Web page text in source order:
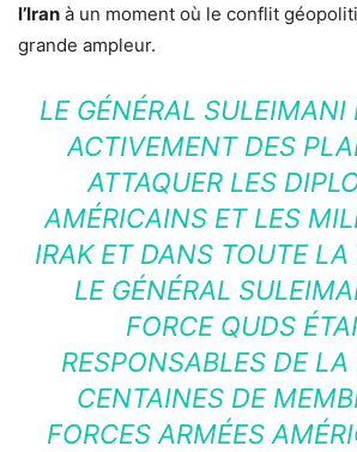
l’Iran à un moment où le conflit
grande ampleur.
LE GÉNÉRAL SULEIMANI
ACTIVEMENT DES
ATTAQUER LES
AMÉRICAINS ET LES
IRAK ET DANS TOUTE
LE GÉNÉRAL
FORCE QUDS
RESPONSABLES DE
CENTAINES DE
FORCES ARMÉES